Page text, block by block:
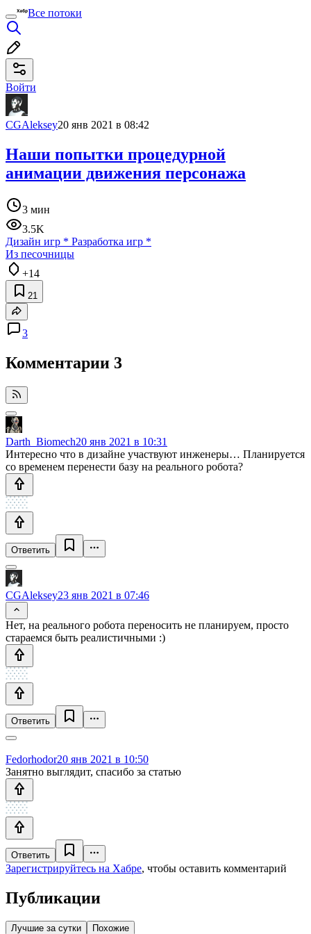
Все потоки
Войти
CGAleksey20 янв 2021 в 08:42
Наши попытки процедурной
анимации движения персонажа
3 мин
3.5K
Дизайн игр * Разработка игр *
Из песочницы
+14
21
3
Комментарии 3
Darth_Biomech20 янв 2021 в 10:31
Интересно что в дизайне участвуют инженеры… Планируется
со временем перенести базу на реального робота?
Ответить
CGAleksey23 янв 2021 в 07:46
Нет, на реального робота переносить не планируем, просто
стараемся быть реалистичными :)
Ответить
Fedorhodor20 янв 2021 в 10:50
Занятно выглядит, спасибо за статью
Ответить
Зарегистрируйтесь на Хабре, чтобы оставить комментарий
Публикации
Лучшие за сутки Похожие